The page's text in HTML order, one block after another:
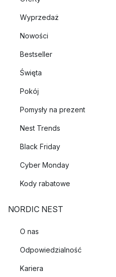
Wyprzedaż
Nowości
Bestseller
Święta
Pokój
Pomysły na prezent
Nest Trends
Black Friday
Cyber Monday
Kody rabatowe
NORDIC NEST
O nas
Odpowiedzialność
Kariera